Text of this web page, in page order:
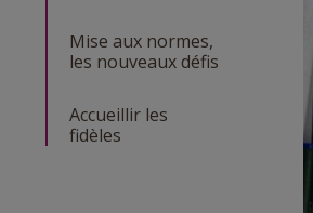
Mise aux normes,
les nouveaux défis
Accueillir les
fidèles